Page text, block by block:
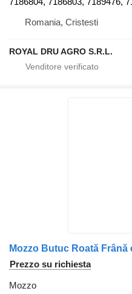
Romania, Cristesti
ROYAL DRU AGRO S.R.L.
Prezzo su richiesta
Mozzo